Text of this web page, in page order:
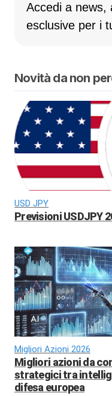
Accedi a news,
esclusive per i
Novità da non
USD JPY
Previsioni USDJPY
Migliori Azioni 2026
Migliori azioni da
strategici tra
difesa europea